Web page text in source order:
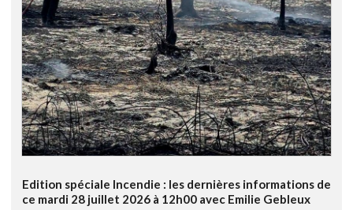
Edition spéciale Incendie : les dernières informations de
ce mardi 28 juillet 2026 à 12h00 avec Emilie Gebleux